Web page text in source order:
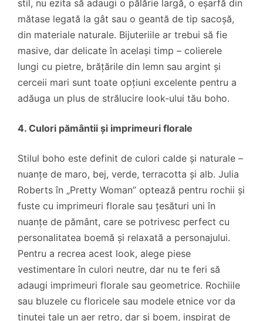
stil, nu ezita să adaugi o pălărie largă, o eșarfă din
mătase legată la gât sau o geantă de tip sacoșă,
din materiale naturale. Bijuteriile ar trebui să fie
masive, dar delicate în același timp – colierele
lungi cu pietre, brățările din lemn sau argint și
cerceii mari sunt toate opțiuni excelente pentru a
adăuga un plus de strălucire look-ului tău boho.
4. Culori pământii și imprimeuri florale
Stilul boho este definit de culori calde și naturale –
nuanțe de maro, bej, verde, terracotta și alb. Julia
Roberts în „Pretty Woman” optează pentru rochii și
fuste cu imprimeuri florale sau țesături uni în
nuanțe de pământ, care se potrivesc perfect cu
personalitatea boemă și relaxată a personajului.
Pentru a recrea acest look, alege piese
vestimentare în culori neutre, dar nu te feri să
adaugi imprimeuri florale sau geometrice. Rochiile
sau bluzele cu floricele sau modele etnice vor da
ținutei tale un aer retro, dar și boem, inspirat de